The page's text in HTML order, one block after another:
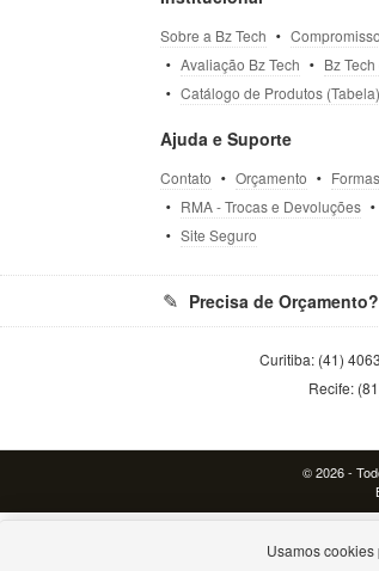
Sobre a Bz Tech
Avaliação Bz Tech
Bz
Catálogo de Produtos (Tabela)
Ajuda e Suporte
Contato Orçamento
RMA - Trocas e Devoluções
Site Seguro
Precisa de Orçamento?
Curitiba: (41)
Recife:
© 2026 -
Usamos